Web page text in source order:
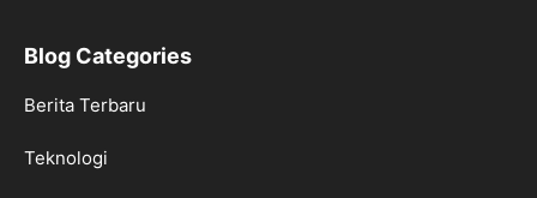
Blog Categories
Berita Terbaru
Teknologi